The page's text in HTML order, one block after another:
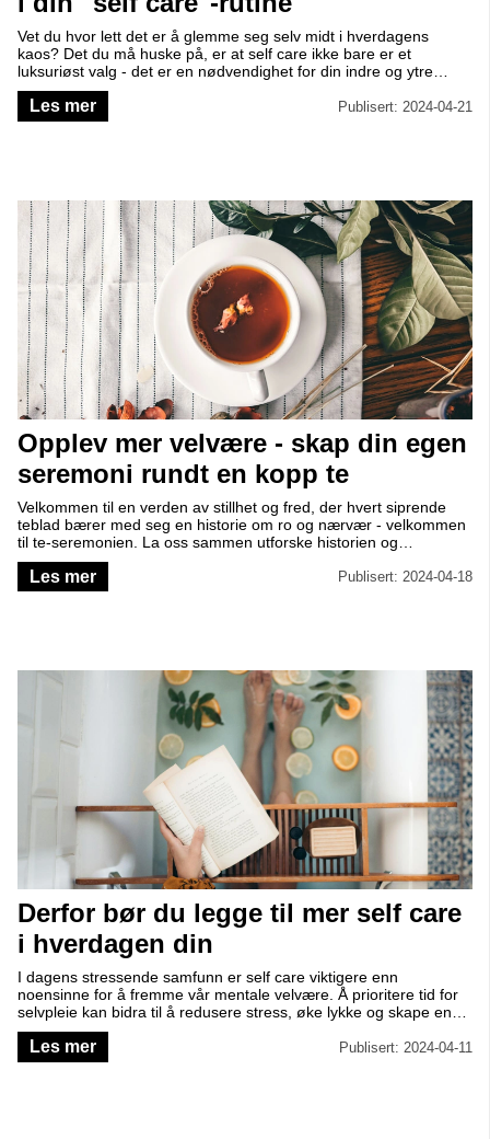
Vet du hvor lett det er å glemme seg selv midt i hverdagens
kaos? Det du må huske på, er at self care ikke bare er et
luksuriøst valg - det er en nødvendighet for din indre og ytre
balanse. En av de kraftfulle verktøyene du kan bruke, er derfor
journaling. Bli med når vi deler hvorfor det er så viktig, og
hvordan det kan hjelpe deg å skinne, innenfra og ut.
Les mer Publisert: 2024-04-21
Opplev mer velvære - skap din egen
seremoni rundt en kopp te
Velkommen til en verden av stillhet og fred, der hvert siprende
teblad bærer med seg en historie om ro og nærvær - velkommen
til te-seremonien. La oss sammen utforske historien og
tradisjonene bak te-seremonier og la inspirasjonen guide deg til å
skape dine egne seremonier hjemme.
Les mer Publisert: 2024-04-18
Derfor bør du legge til mer self care
i hverdagen din
I dagens stressende samfunn er self care viktigere enn
noensinne for å fremme vår mentale velvære. Å prioritere tid for
selvpleie kan bidra til å redusere stress, øke lykke og skape en
sterkere følelse av balanse i livet.
Les mer Publisert: 2024-04-11